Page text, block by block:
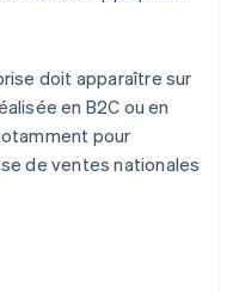
doit apparaître sur
en B2C ou en
pour
de ventes nationales